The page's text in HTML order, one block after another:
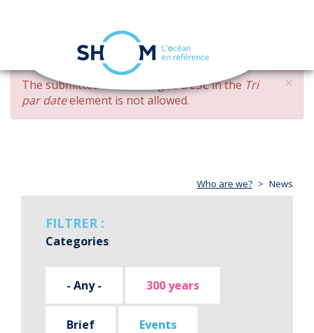
Skip
main
content
navigation
×
ERROR
MESSAGE
The submitted value changed DESCin the Tri
par dateelement is not allowed.
Who are we? News
FILTRER :
Categories
- Any - 300 years
Brief Events